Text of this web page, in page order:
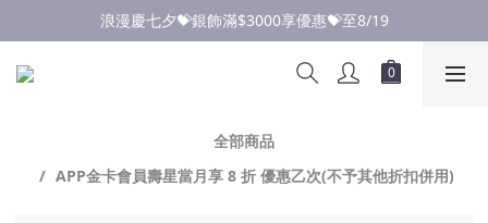
點此加入LINE✅好友領取首購優惠券
浪漫慶七夕💝銀飾滿$3000享優惠💝至8/19
點此加入LINE✅好友領取首購優惠券
全部商品
APP金卡會員壽星當月享 8 折 優惠乙次(不予其他折扣併用)